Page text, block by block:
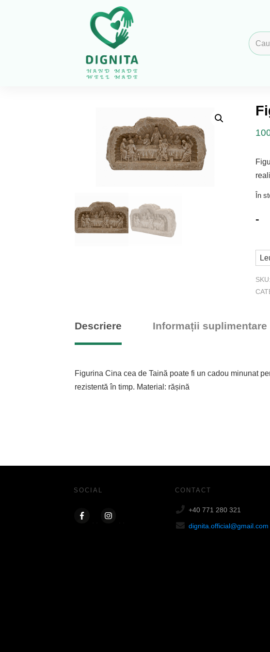
Caută
după:
În
-
cea
de
Descriere Informații suplimentare
Figurina Cina cea de Taină poate fi un cadou minunat
rezistentă în timp. Material: rășină
SOCIAL CONTACT
+40 771 280 321
dignita.official@gmail.com